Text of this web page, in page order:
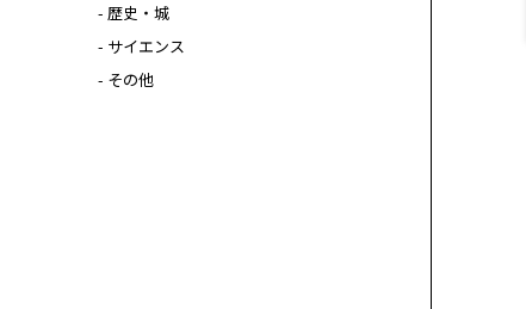
- 歴史・城
- サイエンス
- その他